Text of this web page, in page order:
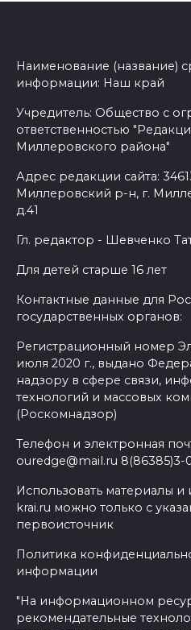
Наименование (название)
информации: Наш край
Учредитель: Общество с
ответственностью
Миллеровского района"
Адрес редакции сайта:
Миллеровский р-н, г.
д.41
Гл. редактор - Шевченко
Для детей старше 16 лет
Контактные данные для
государственных органов:
Регистрационный номер
июля 2020 г., выдано
надзору в сфере связи,
технологий и массовых
(Роскомнадзор)
Телефон и электронная
ouredge@mail.ru 8(86385)3-
Использовать материалы и
krai.ru можно только с
первоисточник
Политика
информации
"На информационном
рекомендательные